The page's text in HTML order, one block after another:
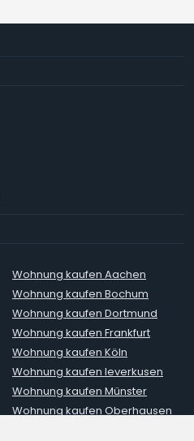
Wohnung kaufen Aachen
Wohnung kaufen Bochum
Wohnung kaufen Dortmund
Wohnung kaufen Frankfurt
Wohnung kaufen Köln
Wohnung kaufen leverkusen
Wohnung kaufen Münster
Wohnung kaufen Oberhausen